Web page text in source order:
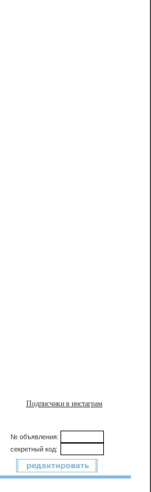
Подписчики в инстаграм
№ объявления:
секретный код: